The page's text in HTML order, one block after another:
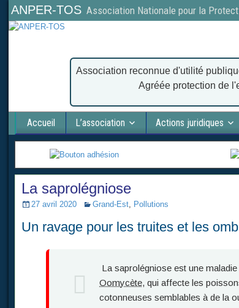
ANPER-TOS Association Nationale pour la
Association reconnue d'utilité
Agréée protection de
Accueil L’association Actions juridiques
La saprolégniose
27 avril 2020 Grand-Est, Pollutions
Un ravage pour les truites et les
La saprolégniose est une
Oomycète, qui affecte les
cotonneuses semblables à de la